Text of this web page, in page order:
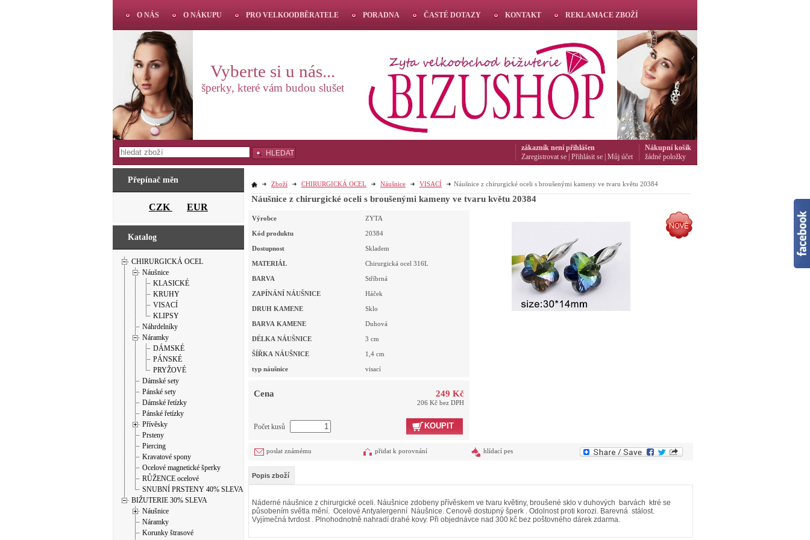
Přepínač měn
CZK EUR
Katalog
CHIRURGICKÁ OCEL
Náušnice
KLASICKÉ
KRUHY
VISACÍ
KLIPSY
Náhrdelníky
Náramky
DÁMSKÉ
PÁNSKÉ
PRYŽOVÉ
Dámské sety
Pánské sety
Dámské řetízky
Pánské řetízky
Přívěsky
Prsteny
Piercing
Kravatové spony
Ocelové magnetické šperky
RŮŽENCE ocelové
SNUBNÍ PRSTENY 40% SLEVA
BIŽUTERIE 30% SLEVA
Náušnice
Náramky
Korunky štrasové
Zboží CHIRURGICKÁ OCEL Náušnice VISACÍ Náušnice z chirurgické oceli s broušenými kameny ve tvaru květu 20384
Náušnice z chirurgické oceli s broušenými kameny ve tvaru květu 20384
Výrobce ZYTA
Kód produktu 20384
Dostupnost Skladem
MATERIÁL Chirurgická ocel 316L
BARVA Stříbrná
ZAPÍNÁNÍ NÁUŠNICE Háček
DRUH KAMENE Sklo
BARVA KAMENE Duhová
DÉLKA NÁUŠNICE 3 cm
ŠÍŘKA NÁUŠNICE 1,4 cm
typ náušnice visací
Cena 249 Kč
206 Kč bez DPH
Počet kusů KOUPIT
poslat známému přidat k porovnání hlídací pes
Popis zboží
Náderné náušnice z chirurgické oceli. Náušnice zdobeny přívěskem ve tvaru květiny, broušené sklo v duhových barvách ktré se
působením světla mění. Ocelové Antyalergenní Náušnice. Cenově dostupný šperk . Odolnost proti korozi. Barevná stálost.
Vyjímečná tvrdost . Plnohodnotně nahradí drahé kovy. Při objednávce nad 300 kč bez poštovného dárek zdarma.
O NÁS O NÁKUPU PRO VELKOODBĚRATELE PORADNA ČASTÉ DOTAZY KONTAKT REKLAMACE ZBOŽÍ
Vyberte si u nás...
šperky, které vám budou slušet
HLEDAT
Nákupní košík
žádné položky
zákazník není přihlášen
Zaregistrovat se Přihlásit se Můj účet